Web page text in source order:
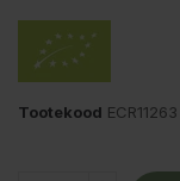
Tootekood ECR11263